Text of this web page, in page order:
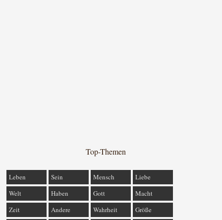
Top-Themen
Leben Sein Mensch
Liebe
Welt
Haben Gott
Macht
Zeit
Andere Wahrheit Größe